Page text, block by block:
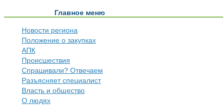
Главное меню
Новости региона
Положение о закупках
АПК
Происшествия
Спрашивали? Отвечаем
Разъясняет специалист
Власть и общество
О людях